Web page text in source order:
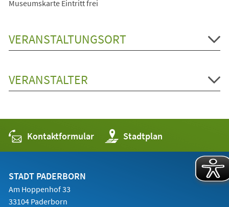
Museumskarte Eintritt frei
VERANSTALTUNGSORT
VERANSTALTER
Kontaktformular Stadtplan
(Öffnet
in
einem
STADT PADERBORN
Am Hoppenhof 33
33104 Paderborn